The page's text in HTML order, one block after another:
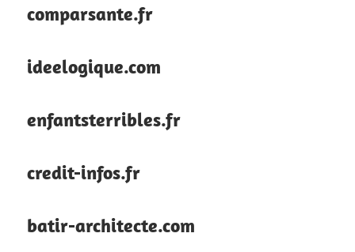
comparsante.fr
ideelogique.com
enfantsterribles.fr
credit-infos.fr
batir-architecte.com